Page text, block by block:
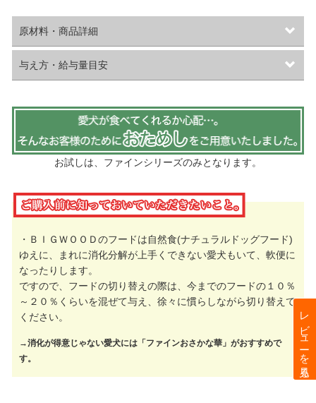
レビューを見る
原材料・商品詳細
与え方・給与量目安
お試しは、ファインシリーズのみとなります。
・ＢＩＧＷＯＯＤのフードは自然食(ナチュラルドッグフード)
ゆえに、まれに消化分解が上手くできない愛犬もいて、軟便に
なったりします。
ですので、フードの切り替えの際は、今までのフードの１０％
～２０％くらいを混ぜて与え、徐々に慣らしながら切り替えて
ください。
→消化が得意じゃない愛犬には「ファインおさかな華」がおすすめで
す。